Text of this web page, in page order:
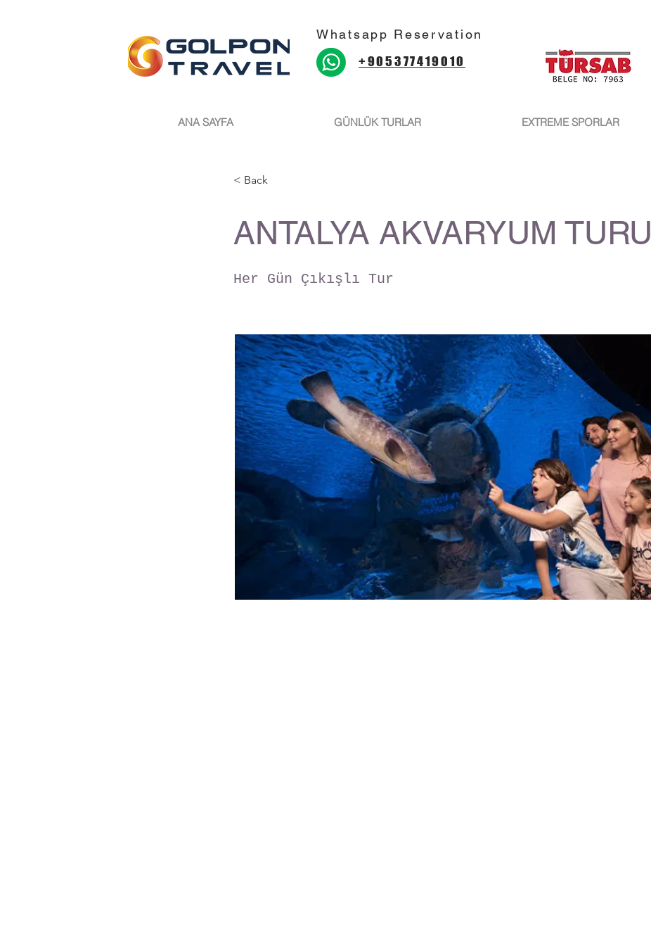
Whatsapp Reservation
+905377419010
ANA SAYFA GÜNLÜK TURLAR EXTREME SPORLAR
< Back
ANTALYA AKVARYUM TURU
Her Gün Çıkışlı Tur